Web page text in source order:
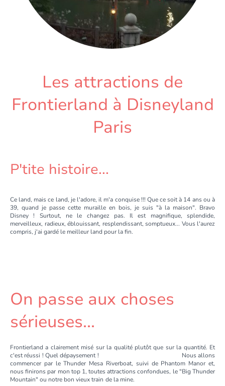
Les attractions de
Frontierland à Disneyland
Paris
P'tite histoire...
Ce land, mais ce land, je l'adore, il m'a conquise !!! Que ce soit à 14 ans ou à
39, quand je passe cette muraille en bois, je suis "à la maison". Bravo
Disney ! Surtout, ne le changez pas. Il est magnifique, splendide,
merveilleux, radieux, éblouissant, resplendissant, somptueux... Vous l'aurez
compris, j'ai gardé le meilleur land pour la fin.
On passe aux choses
sérieuses...
Frontierland a clairement misé sur la qualité plutôt que sur la quantité. Et
c'est réussi ! Quel dépaysement ! Nous allons
commencer par le Thunder Mesa Riverboat, suivi de Phantom Manor et,
nous finirons par mon top 1, toutes attractions confondues, le "Big Thunder
Mountain" ou notre bon vieux train de la mine.